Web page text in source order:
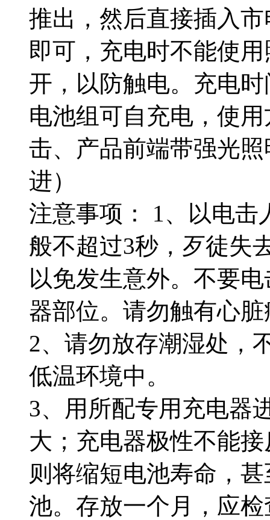
推出，然后直接插入
即可，充电时不能使
开，以防触电。充电
电池组可自充电，使
击、产品前端带强光
进）
注意事项： 1、以电击
般不超过3秒，歹徒失
以免发生意外。不要
器部位。请勿触有心
2、请勿放存潮湿处，
低温环境中。
3、用所配专用充电器
大；充电器极性不能
则将缩短电池寿命，
池。存放一个月，应